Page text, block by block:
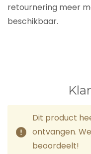
retournering meer
beschikbaar.
Dit product
ontvangen.
beoordeelt!